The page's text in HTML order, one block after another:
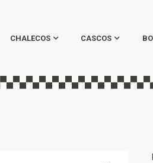
CHALECOS CASCOS